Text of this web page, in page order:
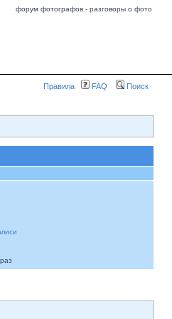
форум фотографов - разговоры о фото
Правила FAQ Поиск